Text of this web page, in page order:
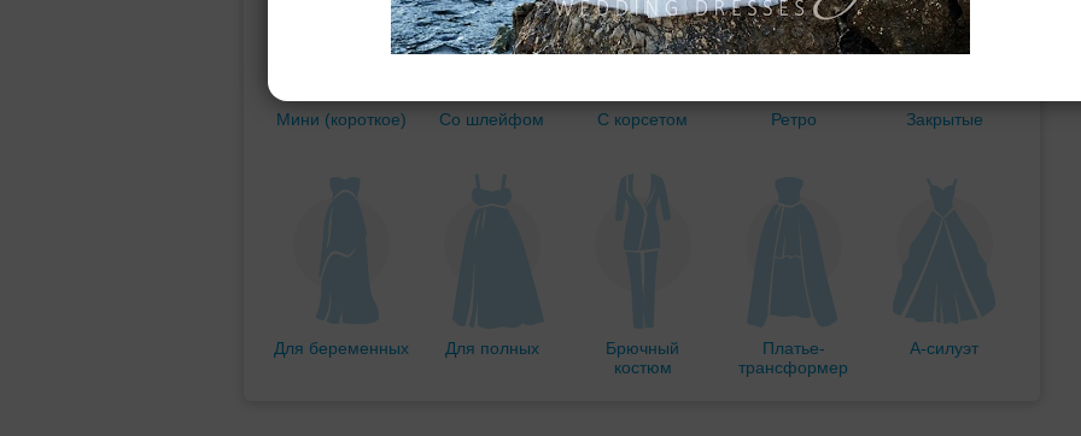
Мини (короткое) Со шлейфом С корсетом Ретро Закрытые
Для беременных Для полных
Брючный
костюм
Платье-
трансформер
А-силуэт